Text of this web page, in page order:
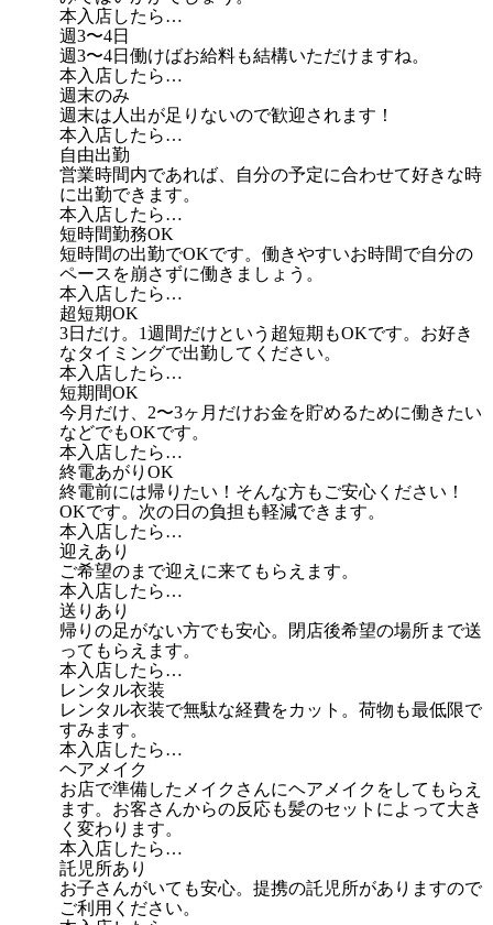
本入店したら…
週3〜4日
週3〜4日働けばお給料も結構いただけますね。
本入店したら…
週末のみ
週末は人出が足りないので歓迎されます！
本入店したら…
自由出勤
営業時間内であれば、自分の予定に合わせて好きな時
に出勤できます。
本入店したら…
短時間勤務OK
短時間の出勤でOKです。働きやすいお時間で自分の
ペースを崩さずに働きましょう。
本入店したら…
超短期OK
3日だけ。1週間だけという超短期もOKです。お好き
なタイミングで出勤してください。
本入店したら…
短期間OK
今月だけ、2〜3ヶ月だけお金を貯めるために働きたい
などでもOKです。
本入店したら…
終電あがりOK
終電前には帰りたい！そんな方もご安心ください！
OKです。次の日の負担も軽減できます。
本入店したら…
迎えあり
ご希望のまで迎えに来てもらえます。
本入店したら…
送りあり
帰りの足がない方でも安心。閉店後希望の場所まで送
ってもらえます。
本入店したら…
レンタル衣装
レンタル衣装で無駄な経費をカット。荷物も最低限で
すみます。
本入店したら…
ヘアメイク
お店で準備したメイクさんにヘアメイクをしてもらえ
ます。お客さんからの反応も髪のセットによって大き
く変わります。
本入店したら…
託児所あり
お子さんがいても安心。提携の託児所がありますので
ご利用ください。